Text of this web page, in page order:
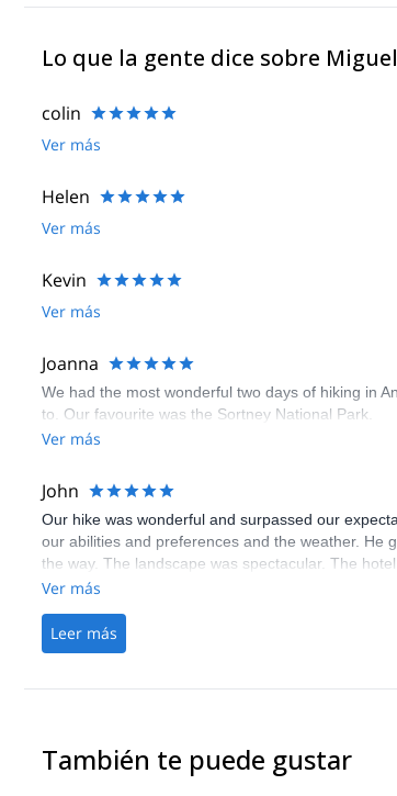
Lo que la gente dice sobre Miguel
colin
Ver más
Helen
Ver más
Kevin
Ver más
Joanna
We had the most wonderful two days of hiking in
to. Our favourite was the Sortney National Park.
Ver más
John
Our hike was wonderful and surpassed our
our abilities and preferences and the weather. He
the way. The landscape was spectacular. The
hikes. Everything was perfect!
Ver más
Leer más
También te puede gustar